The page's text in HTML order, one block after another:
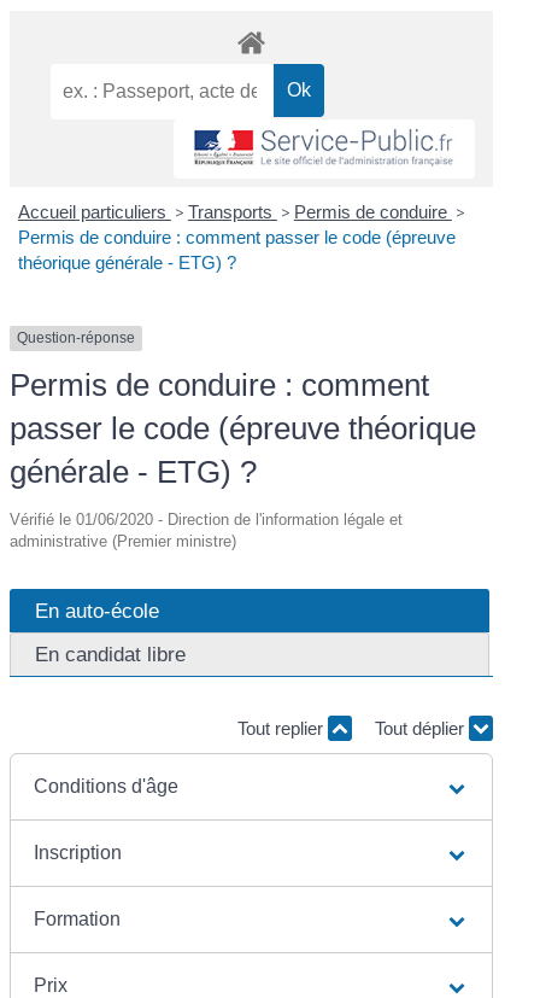
Accueil particuliers > Transports > Permis de conduire >
Permis de conduire : comment passer le code (épreuve
théorique générale - ETG) ?
Question-réponse
Permis de conduire : comment
passer le code (épreuve théorique
générale - ETG) ?
Vérifié le 01/06/2020 - Direction de l'information légale et
administrative (Premier ministre)
En auto-école
En candidat libre
Tout replier Tout déplier
Conditions d'âge
Inscription
Formation
Prix